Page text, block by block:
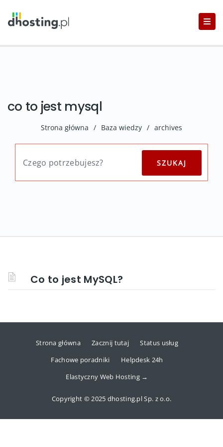
co to jest mysql
Strona główna / Baza wiedzy / archives
Co to jest MySQL?
Strona główna Zacznij tutaj
Status usług
Fachowe poradniki
Helpdesk 24h
Elastyczny Web Hosting →
Copyright © 2025 dhosting.pl Sp. z o.o.